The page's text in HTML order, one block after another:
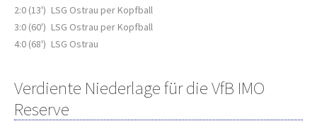
2:0 (13') LSG Ostrau per Kopfball
3:0 (60') LSG Ostrau per Kopfball
4:0 (68') LSG Ostrau
Verdiente Niederlage für die VfB IMO
Reserve